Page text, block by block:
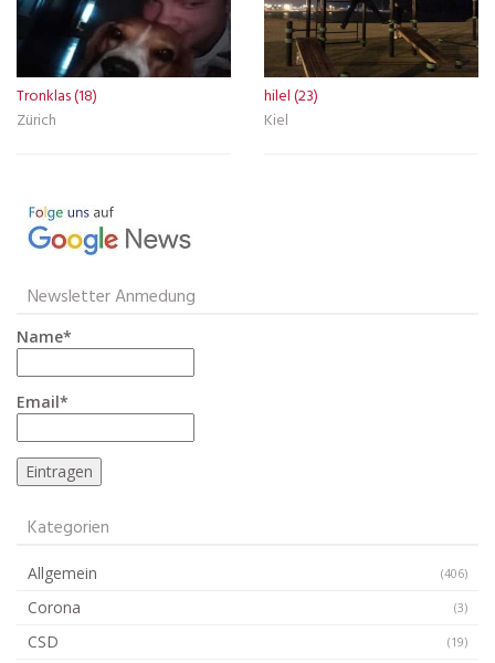
Tronklas (18)
Zürich
hilel (23)
Kiel
Newsletter Anmedung
Name*
Email*
Kategorien
Allgemein (406)
Corona (3)
CSD (19)